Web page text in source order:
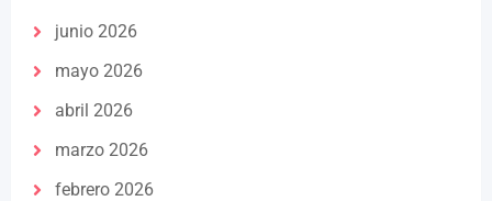
junio 2026
mayo 2026
abril 2026
marzo 2026
febrero 2026